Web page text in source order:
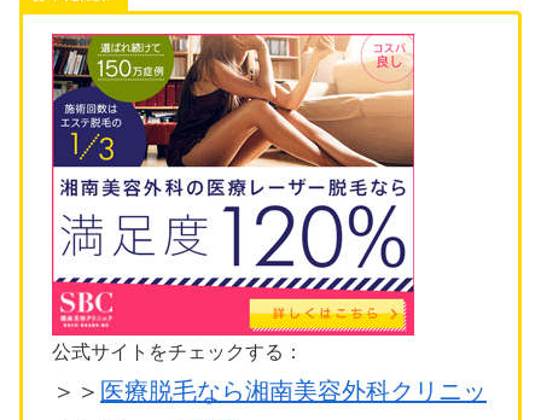
公式サイトをチェックする：
＞＞ 医療脱毛なら湘南美容外科クリニッ